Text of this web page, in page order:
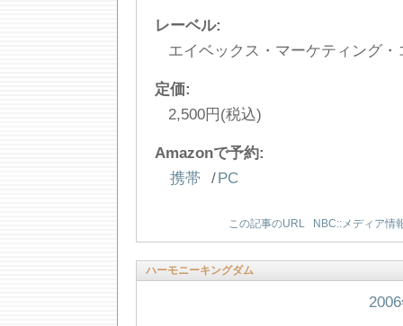
レーベル:
エイベックス・マーケティング
定価:
2,500円(税込)
Amazonで予約:
携帯
/PC
この記事のURL NBC::メディア情
ハーモニーキングダム